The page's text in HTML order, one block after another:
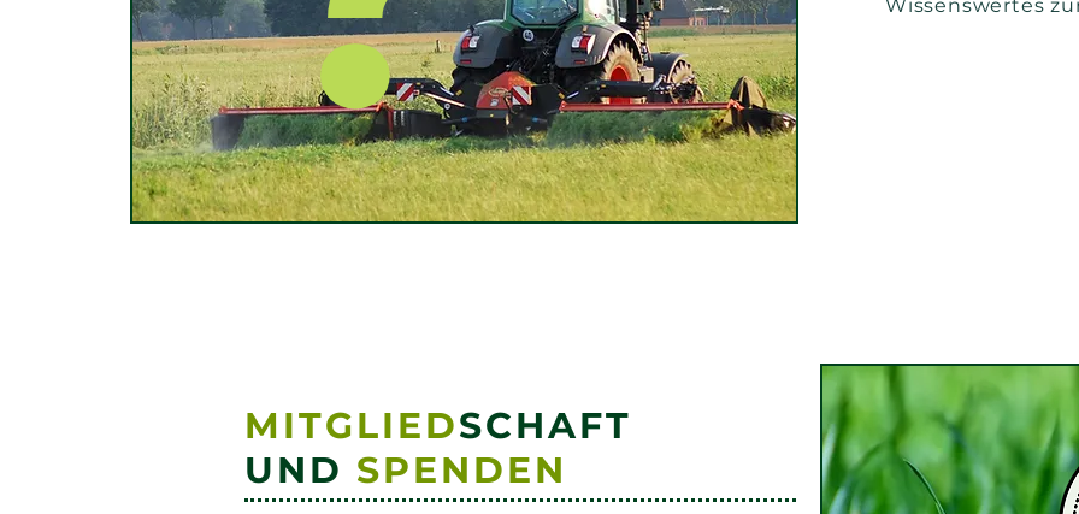
Wissenswertes
MITGLIEDSCHAFT
UND SPENDEN